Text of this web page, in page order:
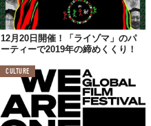
12月20日開催！「ライゾマ」のパ
ーティーで2019年の締めくくり！
CULTURE